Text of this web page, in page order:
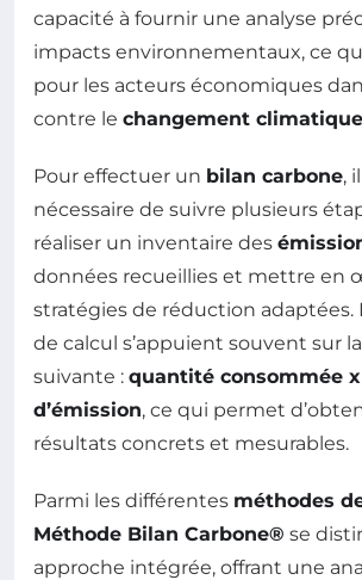
capacité à fournir une analyse
impacts environnementaux, ce
pour les acteurs économiques
contre le changement climatique
Pour effectuer un bilan carbone,
nécessaire de suivre plusieurs
réaliser un inventaire des
données recueillies et mettre en
stratégies de réduction adaptées.
de calcul s’appuient souvent sur
suivante : quantité consommée
d’émission, ce qui permet
résultats concrets et mesurables.
Parmi les différentes méthodes
Méthode Bilan Carbone® se
approche intégrée, offrant une